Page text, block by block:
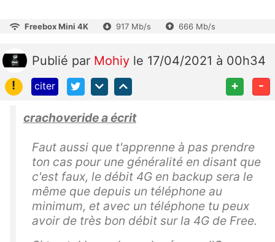
Freebox Mini 4K 917 Mb/s 666 Mb/s
Publié par Mohiy le 17/04/2021 à 00h34
!
citer + -
crachoveride a écrit
Faut aussi que t'apprenne à pas prendre
ton cas pour une généralité en disant que
c'est faux, le débit 4G en backup sera le
même que depuis un téléphone au
minimum, et avec un téléphone tu peux
avoir de très bon débit sur la 4G de Free.